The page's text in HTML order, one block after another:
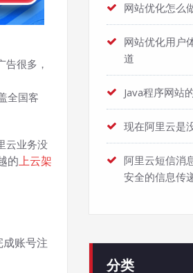
很多，
全国客
云业务没
的上云架
成账号注
网站优化怎么
网站优化用户
道
Java程序网站
现在阿里云是
阿里云短信消
安全的信息传
分类